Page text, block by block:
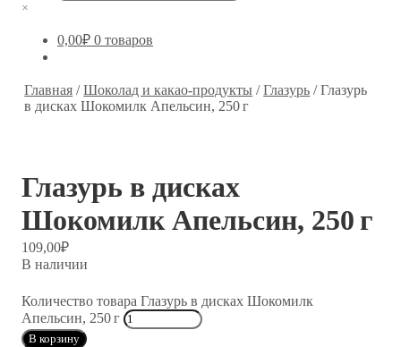
×
0,00₽ 0 товаров
Главная /Шоколад и какао-продукты /Глазурь /Глазурь
в дисках Шокомилк Апельсин, 250 г
Глазурь в дисках
Шокомилк Апельсин, 250 г
109,00₽
В наличии
Количество товара Глазурь в дисках Шокомилк
Апельсин, 250 г
В корзину